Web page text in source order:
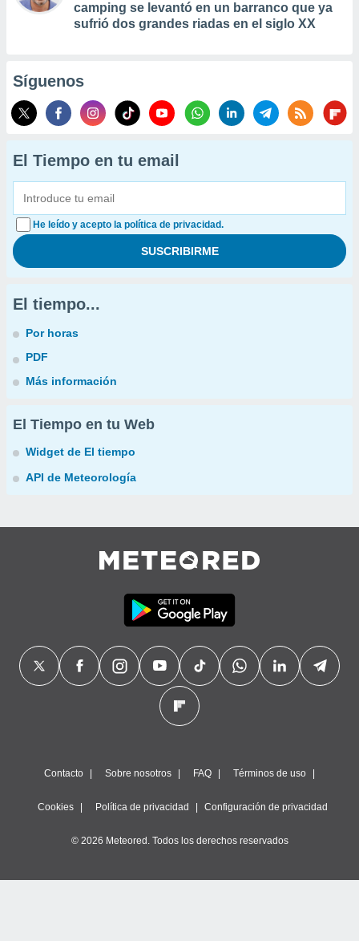
camping se levantó en un barranco que ya
sufrió dos grandes riadas en el siglo XX
Síguenos
El Tiempo en tu email
He leído y acepto la política de privacidad.
El tiempo...
Por horas
PDF
Más información
El Tiempo en tu Web
Widget de El tiempo
API de Meteorología
Contacto Sobre nosotros FAQ Términos de uso
Cookies Política de privacidad Configuración de privacidad
© 2026 Meteored. Todos los derechos reservados